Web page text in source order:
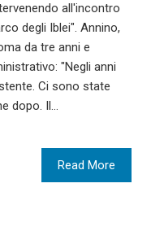
all'incontro
degli Iblei". Annino,
da tre anni e
"Negli anni
Ci sono state
dopo. Il…
Read More